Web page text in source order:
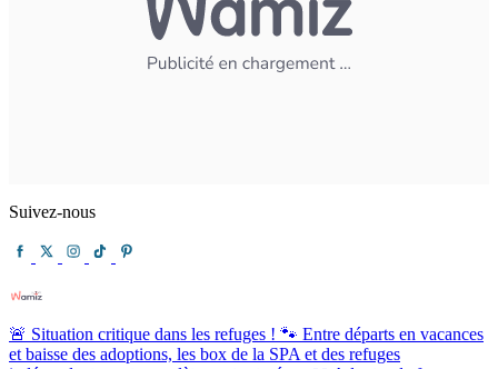
Suivez-nous
🚨 Situation critique dans les refuges ! 🐾 Entre départs en vacances
et baisse des adoptions, les box de la SPA et des refuges